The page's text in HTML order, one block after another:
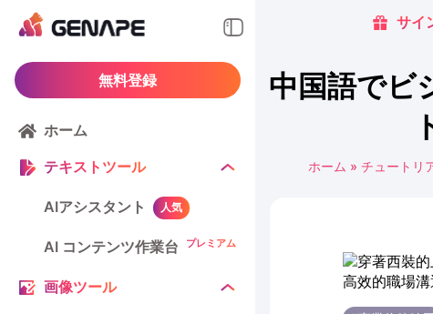
無料登録
ホーム
テキストツール
AIアシスタント 人気
AI コンテンツ作業台 プレミアム
画像ツール
サイ
中国語でビ
ホーム » チュートリ